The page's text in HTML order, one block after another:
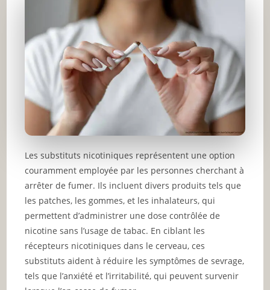
Les substituts nicotiniques représentent une option
couramment employée par les personnes cherchant à
arrêter de fumer. Ils incluent divers produits tels que
les patches, les gommes, et les inhalateurs, qui
permettent d’administrer une dose contrôlée de
nicotine sans l’usage de tabac. En ciblant les
récepteurs nicotiniques dans le cerveau, ces
substituts aident à réduire les symptômes de sevrage,
tels que l’anxiété et l’irritabilité, qui peuvent survenir